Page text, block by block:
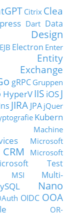
Citrix Clea
Dart Data
Design
EJB Electron Enter
Entity
Exchange
gRPC Gruppen
HyperVIIS iOSJ
JIRA JPA jQuer
Kubern
Machine
Microsoft
Microsoft
Test
MSI
Multi-
Nano
OIDC OOA
OR-